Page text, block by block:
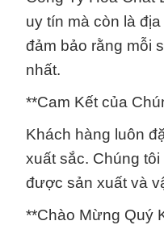
uy tín mà còn là
đảm bảo rằng mỗi
nhất.
**Cam Kết của
Khách hàng luôn
xuất sắc. Chúng
được sản xuất và
**Chào Mừng Quý